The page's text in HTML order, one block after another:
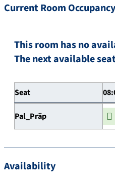
Current Room Occupancy
This room has no
The next available
Seat
Pal_Präp
Availability